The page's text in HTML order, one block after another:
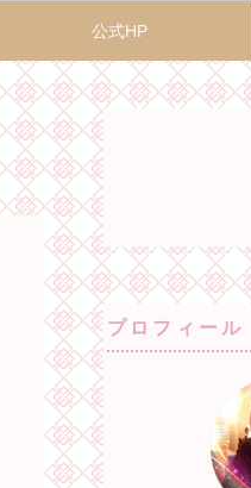
公式HP
プロフィール